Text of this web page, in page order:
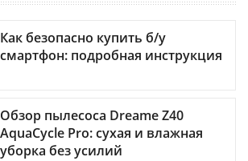
Как безопасно купить б/у
смартфон: подробная инструкция
Обзор пылесоса Dreame Z40
AquaCycle Pro: сухая и влажная
уборка без усилий